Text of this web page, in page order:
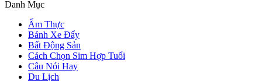
Danh Mục
Ẩm Thực
Bánh Xe Đẩy
Bất Động Sản
Cách Chọn Sim Hợp Tuổi
Câu Nói Hay
Du Lịch